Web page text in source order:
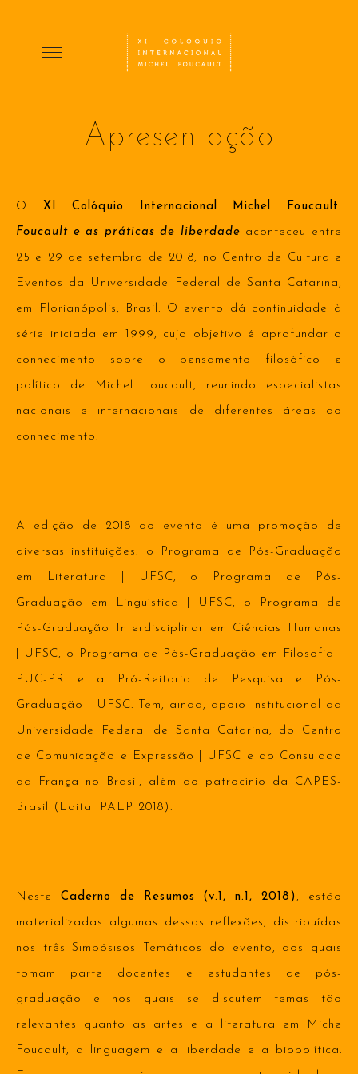
Apresentação
O XI Colóquio Internacional Michel Foucault:
Foucault e as práticas de liberdade aconteceu entre
25 e 29 de setembro de 2018, no Centro de Cultura e
Eventos da Universidade Federal de Santa Catarina,
em Florianópolis, Brasil. O evento dá continuidade à
série iniciada em 1999, cujo objetivo é aprofundar o
conhecimento sobre o pensamento filosófico e
político de Michel Foucault, reunindo especialistas
nacionais e internacionais de diferentes áreas do
conhecimento.
A edição de 2018 do evento é uma promoção de
diversas instituições: o Programa de Pós-Graduação
em Literatura | UFSC, o Programa de Pós-
Graduação em Linguística | UFSC, o Programa de
Pós-Graduação Interdisciplinar em Ciências Humanas
| UFSC, o Programa de Pós-Graduação em Filosofia |
PUC-PR e a Pró-Reitoria de Pesquisa e Pós-
Graduação | UFSC. Tem, ainda, apoio institucional da
Universidade Federal de Santa Catarina, do Centro
de Comunicação e Expressão | UFSC e do Consulado
da França no Brasil, além do patrocínio da CAPES-
Brasil (Edital PAEP 2018).
Neste Caderno de Resumos (v.1, n.1, 2018), estão
materializadas algumas dessas reflexões, distribuídas
nos três Simpósisos Temáticos do evento, dos quais
tomam parte docentes e estudantes de pós-
graduação e nos quais se discutem temas tão
relevantes quanto as artes e a literatura em Miche
Foucault, a linguagem e a liberdade e a biopolítica.